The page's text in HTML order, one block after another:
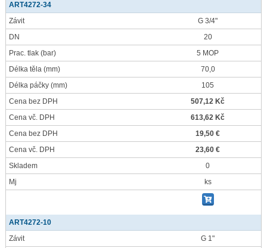
ART4272-34
Závit
G 3/4"
DN
20
Prac. tlak (bar)
5 MOP
Délka těla (mm)
70,0
Délka páčky (mm)
105
Cena bez DPH
507,12 Kč
Cena vč. DPH
613,62 Kč
Cena bez DPH
19,50 €
Cena vč. DPH
23,60 €
Skladem
0
Mj
ks
ART4272-10
Závit
G 1"